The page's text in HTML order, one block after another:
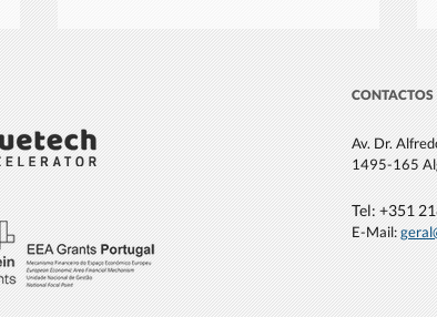
DGPM participa em estudo
dedicado à Energia Eólica
CONTACTOS
Av. Dr.
1495-165
Tel: +351 21
E-Mail: